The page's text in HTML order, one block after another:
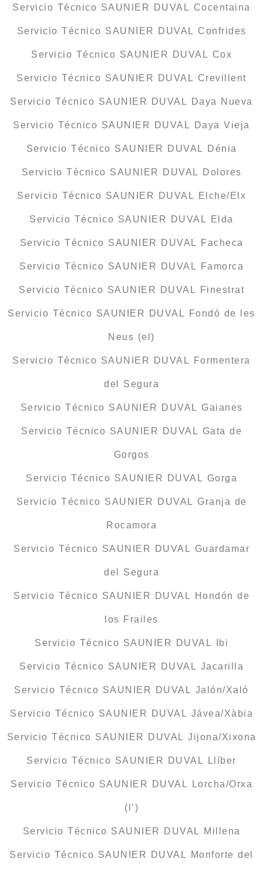
Servicio Técnico SAUNIER DUVAL Cocentaina
Servicio Técnico SAUNIER DUVAL Confrides
Servicio Técnico SAUNIER DUVAL Cox
Servicio Técnico SAUNIER DUVAL Crevillent
Servicio Técnico SAUNIER DUVAL Daya Nueva
Servicio Técnico SAUNIER DUVAL Daya Vieja
Servicio Técnico SAUNIER DUVAL Dénia
Servicio Técnico SAUNIER DUVAL Dolores
Servicio Técnico SAUNIER DUVAL Elche/Elx
Servicio Técnico SAUNIER DUVAL Elda
Servicio Técnico SAUNIER DUVAL Facheca
Servicio Técnico SAUNIER DUVAL Famorca
Servicio Técnico SAUNIER DUVAL Finestrat
Servicio Técnico SAUNIER DUVAL Fondó de les
Neus (el)
Servicio Técnico SAUNIER DUVAL Formentera
del Segura
Servicio Técnico SAUNIER DUVAL Gaianes
Servicio Técnico SAUNIER DUVAL Gata de
Gorgos
Servicio Técnico SAUNIER DUVAL Gorga
Servicio Técnico SAUNIER DUVAL Granja de
Rocamora
Servicio Técnico SAUNIER DUVAL Guardamar
del Segura
Servicio Técnico SAUNIER DUVAL Hondón de
los Frailes
Servicio Técnico SAUNIER DUVAL Ibi
Servicio Técnico SAUNIER DUVAL Jacarilla
Servicio Técnico SAUNIER DUVAL Jalón/Xaló
Servicio Técnico SAUNIER DUVAL Jávea/Xàbia
Servicio Técnico SAUNIER DUVAL Jijona/Xixona
Servicio Técnico SAUNIER DUVAL Llíber
Servicio Técnico SAUNIER DUVAL Lorcha/Orxa
(l’)
Servicio Técnico SAUNIER DUVAL Millena
Servicio Técnico SAUNIER DUVAL Monforte del